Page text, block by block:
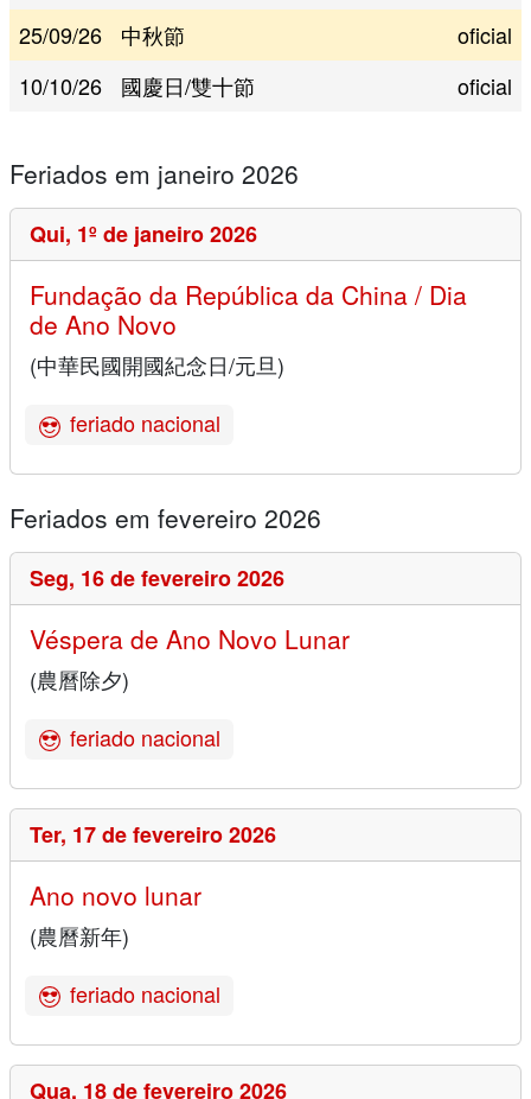
25/09/26
中秋節
oficial
10/10/26
國慶日/雙十節 oficial
Feriados em janeiro 2026
Qui, 1º de janeiro 2026
Fundação da República da China / Dia
de Ano Novo
(中華民國開國紀念日/元旦)
feriado nacional
Feriados em fevereiro 2026
Seg, 16 de fevereiro 2026
Véspera de Ano Novo Lunar
(農曆除夕)
feriado nacional
Ter, 17 de fevereiro 2026
Ano novo lunar
(農曆新年)
feriado nacional
Qua, 18 de fevereiro 2026